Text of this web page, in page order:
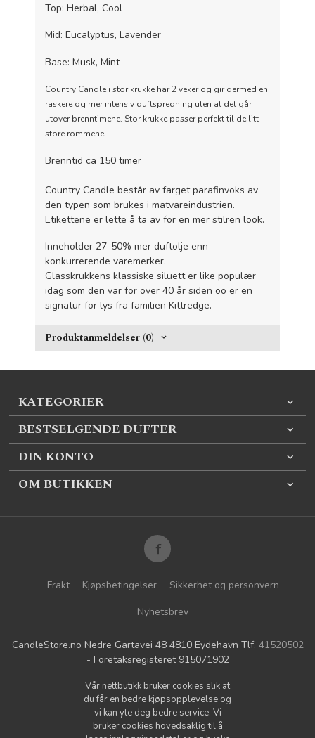
Top: Herbal, Cool
Mid: Eucalyptus, Lavender
Base: Musk, Mint
Country Candle i stor krukke har 2 veker og gir dermed en
raskere og mer intensiv duftspredning uten at det går
utover brenntimene. Stor krukke passer perfekt til de litt
store rommene.
Brenntid ca 150 timer
Country Candle består av farget parafinvoks av
den typen som brukes i matvareindustrien.
Etikettene er lette å ta av for en mer stilren look.
Inneholder 27-50% mer duftolje enn
konkurrerende varemerker.
Glasskrukkens klassiske siluett er like populær
idag som den var for over 40 år siden oo er en
signatur for lys fra familien Kittredge.
Produktanmeldelser (0)
KATEGORIER
BESTSELGENDE DUFTER
DIN KONTO
OM BUTIKKEN
Frakt Kjøpsbetingelser
Sikkerhet og personvern
Nyhetsbrev
CandleStore.no Nedre Gartavei 48 4810 Eydehavn Tlf. 41520502
- Foretaksregisteret 915071902
Vår nettbutikk bruker cookies slik at
du får en bedre kjøpsopplevelse og
vi kan yte deg bedre service. Vi
bruker cookies hovedsaklig til å